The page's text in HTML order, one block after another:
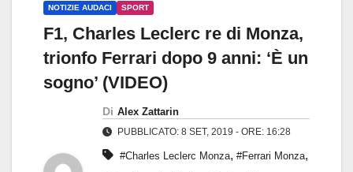
NOTIZIE AUDACI SPORT
F1, Charles Leclerc re di Monza,
trionfo Ferrari dopo 9 anni: ‘È un
sogno’ (VIDEO)
Di Alex Zattarin
PUBBLICATO: 8 SET, 2019 - ORE: 16:28
#Charles Leclerc Monza, #Ferrari Monza,